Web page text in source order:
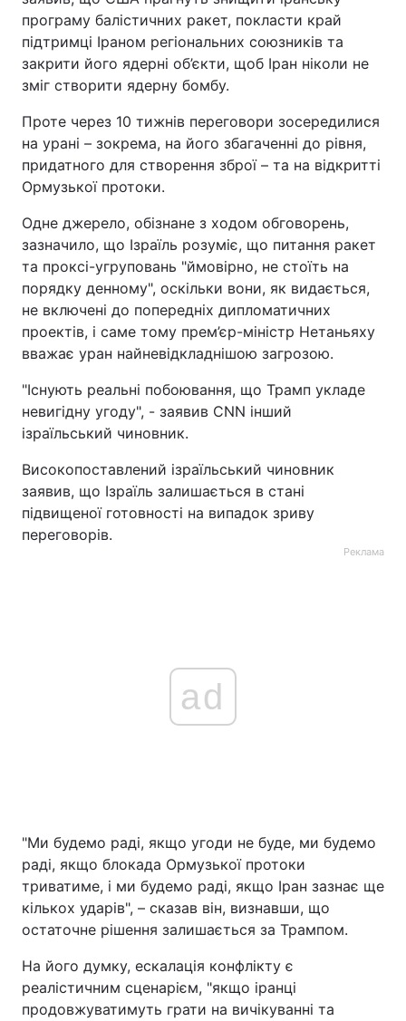
програму балістичних ракет, покласти край
підтримці Іраном регіональних союзників та
закрити його ядерні об’єкти, щоб Іран ніколи не
зміг створити ядерну бомбу.
Проте через 10 тижнів переговори зосередилися
на урані – зокрема, на його збагаченні до рівня,
придатного для створення зброї – та на відкритті
Ормузької протоки.
Одне джерело, обізнане з ходом обговорень,
зазначило, що Ізраїль розуміє, що питання ракет
та проксі-угруповань "ймовірно, не стоїть на
порядку денному", оскільки вони, як видається,
не включені до попередніх дипломатичних
проектів, і саме тому прем’єр-міністр Нетаньяху
вважає уран найневідкладнішою загрозою.
"Існують реальні побоювання, що Трамп укладе
невигідну угоду", - заявив CNN інший
ізраїльський чиновник.
Високопоставлений ізраїльський чиновник
заявив, що Ізраїль залишається в стані
підвищеної готовності на випадок зриву
переговорів.
Реклама
ad
"Ми будемо раді, якщо угоди не буде, ми будемо
раді, якщо блокада Ормузької протоки
триватиме, і ми будемо раді, якщо Іран зазнає ще
кількох ударів", – сказав він, визнавши, що
остаточне рішення залишається за Трампом.
На його думку, ескалація конфлікту є
реалістичним сценарієм, "якщо іранці
продовжуватимуть грати на вичікуванні та